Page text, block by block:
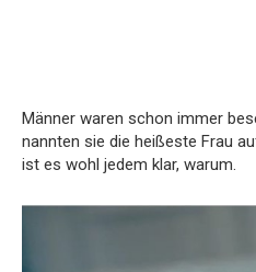
Männer waren schon immer
nannten sie die heißeste Frau
ist es wohl jedem klar, warum.